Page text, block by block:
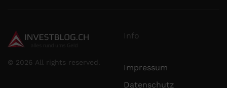
© 2026 All rights reserved.
Info
Impressum
Datenschutz